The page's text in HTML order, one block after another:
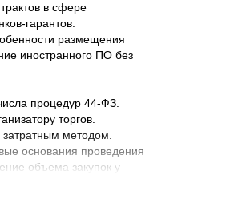
в сфере
гарантов.
размещения
иностранного ПО без
процедур 44-ФЗ.
торгов.
методом.
основания проведения
объема закупок у
требования к
от 20 млн. руб.